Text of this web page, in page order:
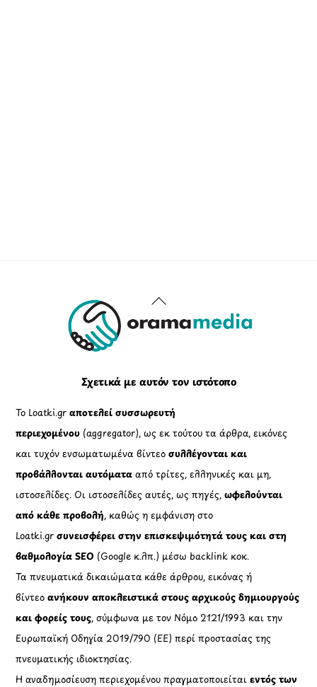
Back
To
Σχετικά με αυτόν τον ιστότοπο
Το Loatki.grαποτελεί συσσωρευτή
περιεχομένου (aggregator), ως εκ τούτου τα άρθρα, εικόνες
και τυχόν ενσωματωμένα βίντεοσυλλέγονται και
προβάλλονται αυτόματααπό τρίτες, ελληνικές και μη,
ιστοσελίδες. Οι ιστοσελίδες αυτές, ως πηγές,ωφελούνται
από κάθε προβολή, καθώς η εμφάνιση στο
Loatki.gr συνεισφέρει στην επισκεψιμότητά τους και στη
βαθμολογία SEO (Google κ.λπ.) μέσω backlink κοκ.
Τα πνευματικά δικαιώματα κάθε άρθρου, εικόνας ή
βίντεοανήκουν αποκλειστικά στους αρχικούς δημιουργούς
και φορείς τους, σύμφωνα με τον Νόμο 2121/1993 και την
Ευρωπαϊκή Οδηγία 2019/790 (ΕΕ) περί προστασίας της
πνευματικής ιδιοκτησίας.
Η αναδημοσίευση περιεχομένου πραγματοποιείταιεντός των